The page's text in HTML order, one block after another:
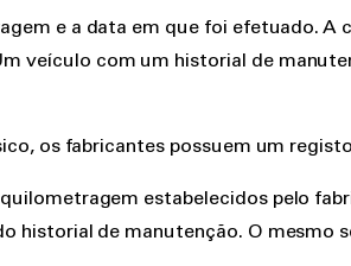
e a data em que foi efetuado. A
veículo com um historial de
os fabricantes possuem um
estabelecidos pelo
historial de manutenção. O mesmo